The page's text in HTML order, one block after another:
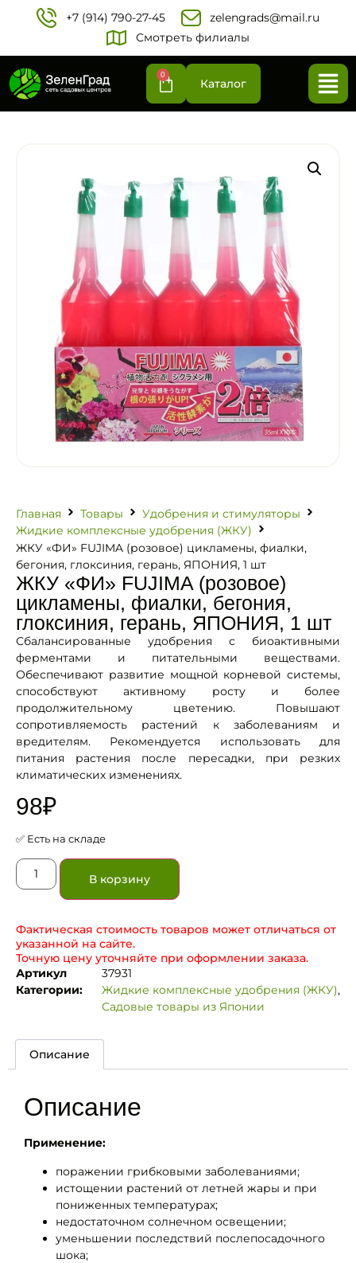
+7 (914) 790-27-45‬
zelengrads@mail.ru
Смотреть филиалы
0
Каталог
Главная Товары
Удобрения и стимуляторы
Жидкие комплексные удобрения (ЖКУ)
ЖКУ «ФИ» FUJIMA (розовое) цикламены, фиалки,
бегония, глоксиния, герань, ЯПОНИЯ, 1 шт
ЖКУ «ФИ» FUJIMA (розовое)
цикламены, фиалки, бегония,
глоксиния, герань, ЯПОНИЯ, 1 шт
Сбалансированные удобрения с биоактивными
ферментами и питательными веществами.
Обеспечивают развитие мощной корневой системы,
способствуют активному росту и более
продолжительному цветению. Повышают
сопротивляемость растений к заболеваниям и
вредителям. Рекомендуется использовать для
питания растения после пересадки, при резких
климатических изменениях.
98₽
✅ Есть на складе
В корзину
Фактическая стоимость товаров может отличаться от
указанной на сайте.
Точную цену уточняйте при оформлении заказа.
Артикул
37931
Категории:
Жидкие комплексные удобрения (ЖКУ),
Садовые товары из Японии
Описание
Описание
Применение:
поражении грибковыми заболеваниями;
истощении растений от летней жары и при
пониженных температурах;
недостаточном солнечном освещении;
уменьшении последствий послепосадочного
шока;